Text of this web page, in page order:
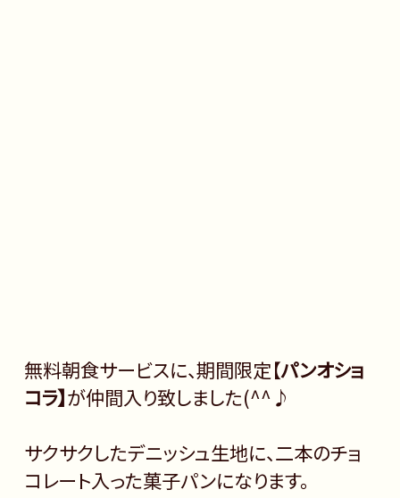
無料朝食サービスに、期間限定【パンオショ
コラ】が仲間入り致しました(^^♪
サクサクしたデニッシュ生地に、二本のチョ
コレート入った菓子パンになります。